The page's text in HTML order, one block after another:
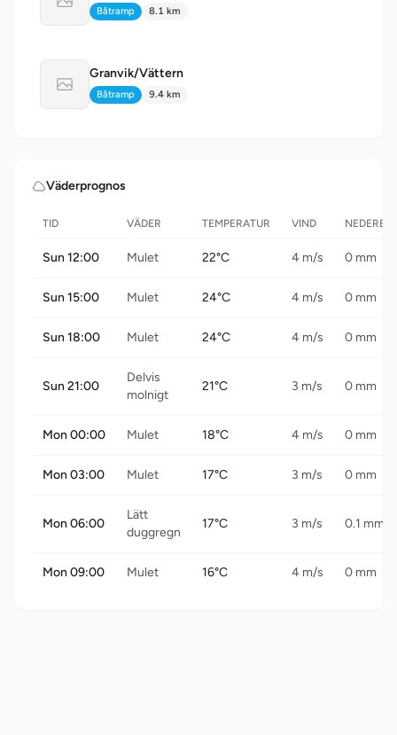
Ingen bild tillgänglig
Typ:
Båtramp Avstånd:
8.1 km
Ingen bild tillgänglig
Granvik/Vättern
Typ:
Båtramp Avstånd:
9.4 km
Väderprognos
TID VÄDER TEMPERATUR VIND
Sun 12:00 Mulet 22°C 4 m/s 0 mm
Sun 15:00 Mulet 24°C 4 m/s 0 mm
Sun 18:00 Mulet 24°C 4 m/s 0 mm
Sun 21:00
Delvis
molnigt
21°C 3 m/s 0 mm
Mon 00:00 Mulet 18°C 4 m/s 0 mm
Mon 03:00 Mulet 17°C 3 m/s 0 mm
Mon 06:00
Lätt
duggregn
17°C 3 m/s 0.1 mm
Mon 09:00 Mulet 16°C 4 m/s 0 mm